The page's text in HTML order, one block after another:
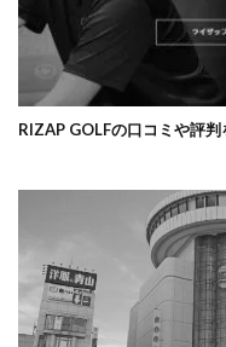
RIZAP GOLFの口コミや評